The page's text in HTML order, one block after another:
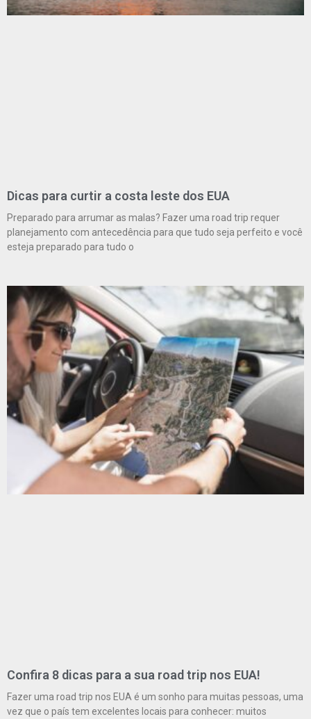
Dicas para curtir a costa leste dos EUA
Preparado para arrumar as malas? Fazer uma road trip requer
planejamento com antecedência para que tudo seja perfeito e você
esteja preparado para tudo o
Confira 8 dicas para a sua road trip nos EUA!
Fazer uma road trip nos EUA é um sonho para muitas pessoas, uma
vez que o país tem excelentes locais para conhecer: muitos